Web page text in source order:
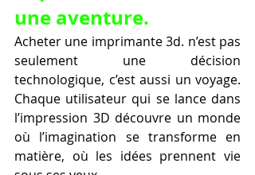
une aventure.
Acheter une imprimante 3d. n’est pas
seulement une décision
technologique, c’est aussi un voyage.
Chaque utilisateur qui se lance dans
l’impression 3D découvre un monde
où l’imagination se transforme en
matière, où les idées prennent vie